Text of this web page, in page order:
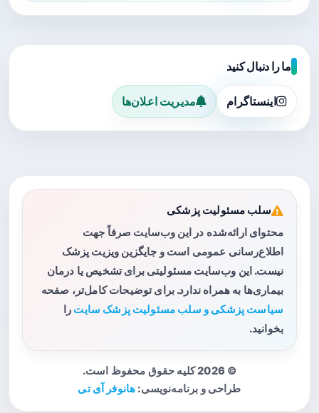
ما را دنبال کنید
اینستاگرام مدیریت اعلان‌ها
سلب مسئولیت پزشکی
محتوای ارائه‌شده در این وب‌سایت صرفاً جهت
اطلاع‌رسانی عمومی است و جایگزین ویزیت پزشک
نیست. این وب‌سایت مسئولیتی برای تشخیص یا درمان
بیماری‌ها به همراه ندارد. برای توضیحات کامل‌تر، صفحه
سیاست پزشکی و سلب مسئولیت پزشک سایت را
بخوانید.
© 2026 کلیه حقوق محفوظ است.
طراحی و برنامه‌نویسی: هانوفر آی تی